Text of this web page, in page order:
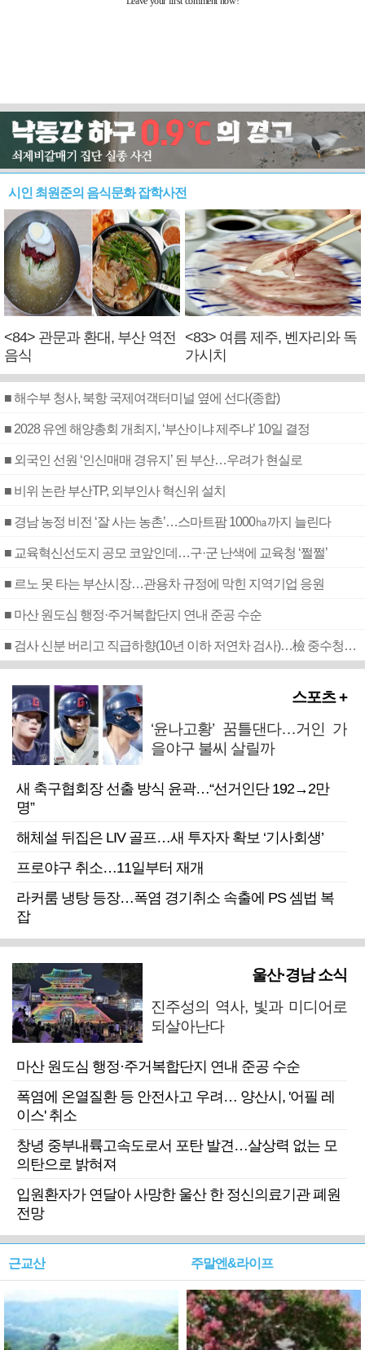
시인 최원준의 음식문화 잡학사전
<84> 관문과 환대, 부산 역전
음식
<83> 여름 제주, 벤자리와 독
가시치
■ 해수부 청사, 북항 국제여객터미널 옆에 선다(종합)
■ 2028 유엔 해양총회 개최지, ‘부산이냐 제주냐’ 10일 결정
■ 외국인 선원 ‘인신매매 경유지’ 된 부산…우려가 현실로
■ 비위 논란 부산TP, 외부인사 혁신위 설치
■ 경남 농정 비전 ‘잘 사는 농촌’…스마트팜 1000㏊까지 늘린다
■ 교육혁신선도지 공모 코앞인데…구·군 난색에 교육청 ‘쩔쩔’
■ 르노 못 타는 부산시장…관용차 규정에 막힌 지역기업 응원
■ 마산 원도심 행정·주거복합단지 연내 준공 수순
■ 검사 신분 버리고 직급하향(10년 이하 저연차 검사)…檢 중수청행 기피
스포츠 +
‘윤나고황’ 꿈틀댄다…거인 가
을야구 불씨 살릴까
새 축구협회장 선출 방식 윤곽…“선거인단 192→2만
명”
해체설 뒤집은 LIV 골프…새 투자자 확보 ‘기사회생’
프로야구 취소…11일부터 재개
라커룸 냉탕 등장…폭염 경기취소 속출에 PS 셈법 복
잡
울산·경남 소식
진주성의 역사, 빛과 미디어로
되살아난다
마산 원도심 행정·주거복합단지 연내 준공 수순
폭염에 온열질환 등 안전사고 우려… 양산시, '어필 레
이스' 취소
창녕 중부내륙고속도로서 포탄 발견…살상력 없는 모
의탄으로 밝혀져
입원환자가 연달아 사망한 울산 한 정신의료기관 폐원
전망
근교산 주말엔&라이프